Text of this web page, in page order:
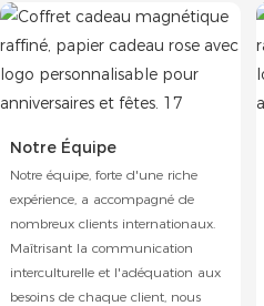
Notre Équipe
Notre équipe, forte d'une riche
expérience, a accompagné de
nombreux clients internationaux.
Maîtrisant la communication
interculturelle et l'adéquation aux
besoins de chaque client, nous